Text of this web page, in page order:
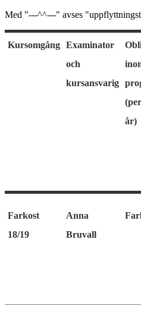
Med "---^^---" avses
Kursomgång Examinator
och
kursansvarig
år)
Farkost
18/19
Anna
Bruvall